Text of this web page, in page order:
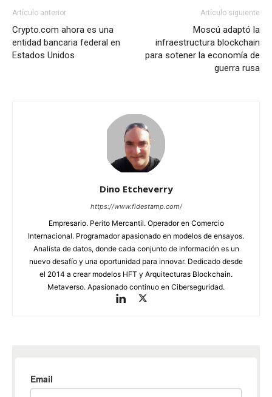
Artículo anterior
Crypto.com ahora es una
entidad bancaria federal en
Estados Unidos
Artículo siguiente
Moscú adaptó la
infraestructura blockchain
para sotener la economía de
guerra rusa
Dino Etcheverry
https://www.fidestamp.com/
Empresario. Perito Mercantil. Operador en Comercio
Internacional. Programador apasionado en modelos de ensayos.
Analista de datos, donde cada conjunto de información es un
nuevo desafío y una oportunidad para innovar. Dedicado desde
el 2014 a crear modelos HFT y Arquitecturas Blockchain.
Metaverso. Apasionado continuo en Ciberseguridad.